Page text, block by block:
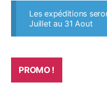
Les expéditions
Juillet au 31 Aout
PROMO !